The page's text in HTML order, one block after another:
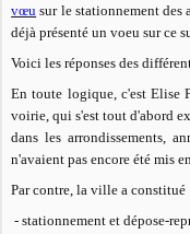
vœu sur le stationnement des
déjà présenté un voeu sur ce
Voici les réponses des
En toute logique, c'est Elise
voirie, qui s'est tout d'abord
dans les arrondissements,
n'avaient pas encore été mis
Par contre, la ville a
- stationnement et dépose-